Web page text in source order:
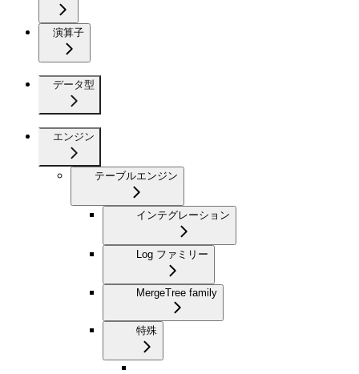
演算子
データ型
エンジン
テーブルエンジン
インテグレーション
Log ファミリー
MergeTree family
特殊